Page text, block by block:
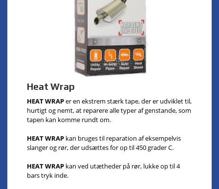
Heat Wrap
HEAT WRAPer en ekstrem stærk tape, der er udviklet til,
hurtigt og nemt, at reparere alle typer af genstande, som
tapen kan komme rundt om.
HEAT WRAP kan bruges til reparation af eksempelvis
slanger og rør, der udsættes for op til 450 grader C.
HEAT WRAP kan ved utætheder på rør, lukke op til 4
bars tryk inde.